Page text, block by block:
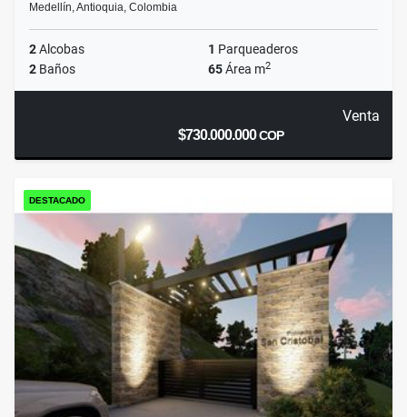
Medellín, Antioquia, Colombia
2Alcobas 1 Parqueaderos
2 Baños 65Área m2
Venta
$730.000.000COP
DESTACADO